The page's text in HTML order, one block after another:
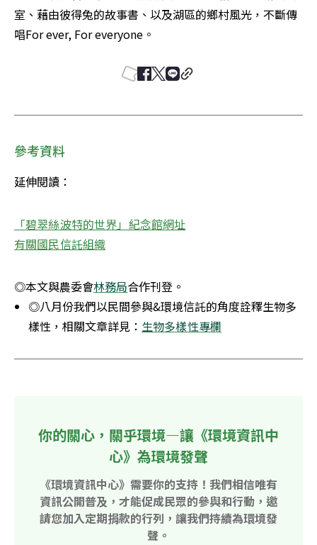
室、藉由彼得兔的故事書、以及湖區的鄉村風光，不斷傳
唱For ever, For everyone。
參考資料
延伸閱讀：
「碧翠絲波特的世界」紀念館網址
有關國民信託組織
◎本文與農委會林務局合作刊登。
◎八月份我們以民間參與&環境信託的角度詮釋生物多
樣性，相關文章詳見： 生物多樣性專欄
你的關心，關乎環境—讓《環境資訊中
心》為環境發聲
《環境資訊中心》需要你的支持！我們相信唯有
資訊公開普及，才能促成民眾的參與和行動，邀
請您加入定期捐款的行列，讓我們持續為環境發
聲。